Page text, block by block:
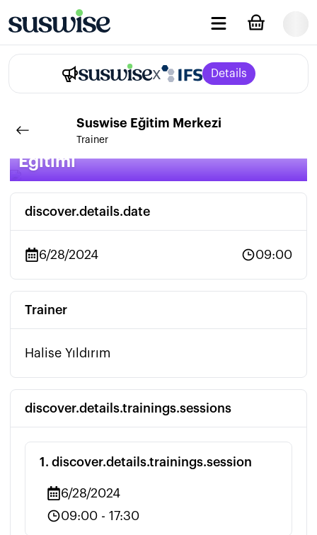
x Details
Suswise Eğitim Merkezi
Trainer
Entegre Pest/Haşere Kontrol
Eğitimi
discover.details.date
6/28/2024 09:00
Trainer
Halise Yıldırım
discover.details.trainings.sessions
1 . discover.details.trainings.session
6/28/2024
09:00 - 17:30